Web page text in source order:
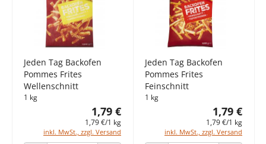
Jeden Tag Backofen
Pommes Frites
Wellenschnitt
1 kg
1,79 €
1,79 €/1 kg
inkl. MwSt., zzgl. Versand
Jeden Tag Backofen
Pommes Frites
Feinschnitt
1 kg
1,79 €
1,79 €/1 kg
inkl. MwSt., zzgl. Versand